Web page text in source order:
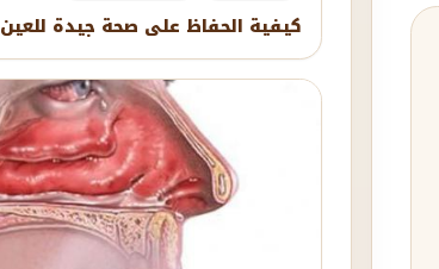
كيفية الحفاظ على صحة جيدة للعين